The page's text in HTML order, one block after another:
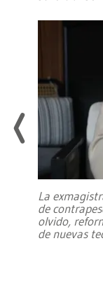
La
de
olvido,
de nuevas